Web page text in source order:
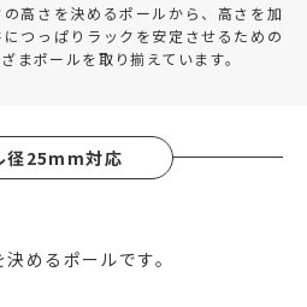
高さを決めるポールから、高さを加
つっぱりラックを安定させるための
まポールを取り揃えています。
径25mm対応
めるポールです。